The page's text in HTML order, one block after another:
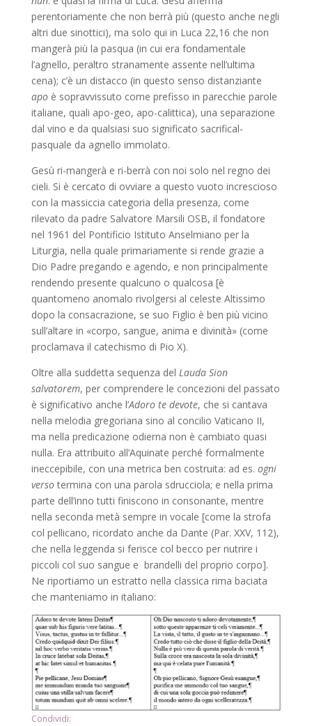
perentoriamente che non berrà più (questo anche negli
altri due sinottici), ma solo qui in Luca 22,16 che non
mangerà più la pasqua (in cui era fondamentale
l’agnello, peraltro stranamente assente nell’ultima
cena); c’è un distacco (in questo senso distanziante
apoè sopravvissuto come prefisso in parecchie parole
italiane, quali apo-geo, apo-calittica), una separazione
dal vino e da qualsiasi suo significato sacrifical-
pasquale da agnello immolato.
Gesù ri-mangerà e ri-berrà con noi solo nel regno dei
cieli. Si è cercato di ovviare a questo vuoto increscioso
con la massiccia categoria della presenza, come
rilevato da padre Salvatore Marsili OSB, il fondatore
nel 1961 del Pontificio Istituto Anselmiano per la
Liturgia, nella quale primariamente si rende grazie a
Dio Padre pregando e agendo, e non principalmente
rendendo presente qualcuno o qualcosa [è
quantomeno anomalo rivolgersi al celeste Altissimo
dopo la consacrazione, se suo Figlio è ben più vicino
sull’altare in «corpo, sangue, anima e divinità» (come
proclamava il catechismo di Pio X).
Oltre alla suddetta sequenza del Lauda Sion
salvatorem, per comprendere le concezioni del passato
è significativo anche l’Adoro te devote, che si cantava
nella melodia gregoriana sino al concilio Vaticano II,
ma nella predicazione odierna non è cambiato quasi
nulla. Era attribuito all’Aquinate perché formalmente
ineccepibile, con una metrica ben costruita: ad es. ogni
versotermina con una parola sdrucciola; e nella prima
parte dell’inno tutti finiscono in consonante, mentre
nella seconda metà sempre in vocale [come la strofa
col pellicano, ricordato anche da Dante (Par. XXV, 112),
che nella leggenda si ferisce col becco per nutrire i
piccoli col suo sangue e brandelli del proprio corpo].
Ne riportiamo un estratto nella classica rima baciata
che manteniamo in italiano:
Condividi: